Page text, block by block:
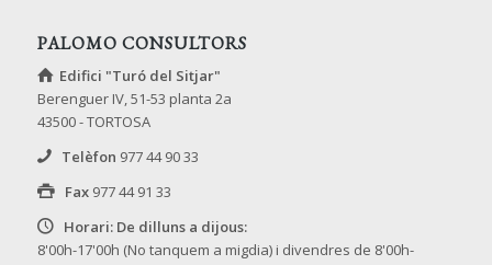
PALOMO CONSULTORS
Edifici "Turó del Sitjar"
Berenguer IV, 51-53 planta 2a
43500 - TORTOSA
Telèfon 977 44 90 33
Fax 977 44 91 33
Horari: De dilluns a dijous:
8'00h-17'00h (No tanquem a migdia) i divendres de 8'00h-